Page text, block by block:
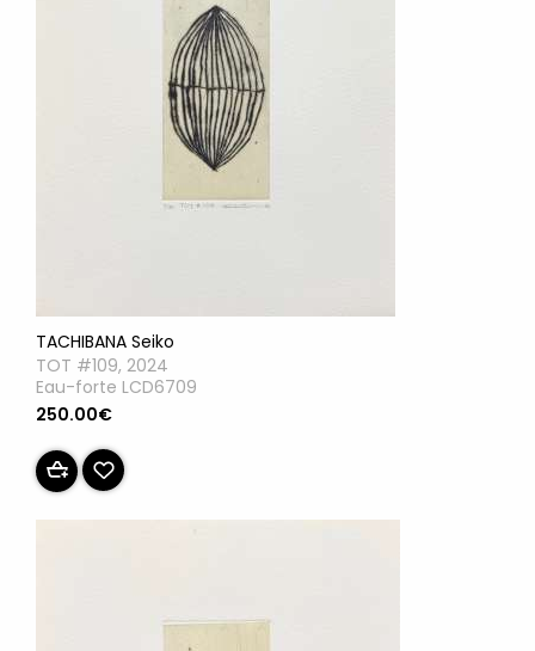
TACHIBANA Seiko
TOT #109, 2024
Eau-forte LCD6709
250.00€